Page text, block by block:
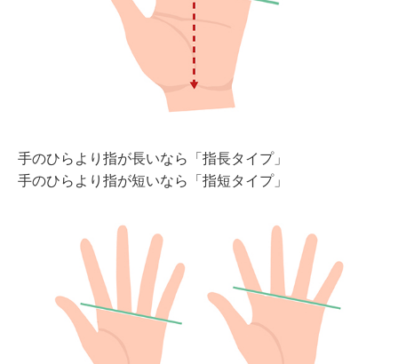
手のひらより指が長いなら「指長タイプ」
手のひらより指が短いなら「指短タイプ」